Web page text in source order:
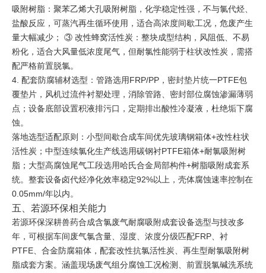
吸附树脂：聚苯乙烯大孔吸附树脂，化学稳定性强，不与氯代烃、
盐酸反应，可蒸汽再生循环使用，适合高浓度间歇工况，危废产生
量大幅减少； ③ 改性蜂窝活性炭：整块成型结构，风阻低、不易
粉化，适合大风量低浓度尾气，但耐氯性能弱于柱状改性炭，需搭
配严格前置脱氯。
4. 配套防腐辅材选型：管路选用FRP/PP，密封垫片统一PTFE包
覆垫片，风机过流件衬塑处理，消除管路、密封部位腐蚀渗漏薄弱
点；设备底部设置积液排污口，定期排出酸性冷凝液，杜绝垢下腐
蚀。
落地选型适配原则：小型间歇合成车间优先玻璃钢箱体+改性柱状
活性炭；中型连续氯化生产线选用碳钢衬PTFE箱体+耐氯吸附树
脂；大型高腐蚀尾气工段选用哈氏合金局部构件+树脂吸附成套系
统。整套设备卤代烃净化效率稳定92%以上，壳体腐蚀速率控制在
0.05mm/年以内。
五、若源环保相关能力
若源环保深耕兽药合成含氯废气耐腐吸附成套设备选型与技改多
年，可根据车间废气氯含量、湿度、浓度分级匹配FRP、衬
PTFE、合金防腐箱体，配套改性抗氯活性炭、再生型耐氯吸附树
脂成套方案。涵盖现场废气组分腐蚀工况检测、前置脱氯碱洗系统